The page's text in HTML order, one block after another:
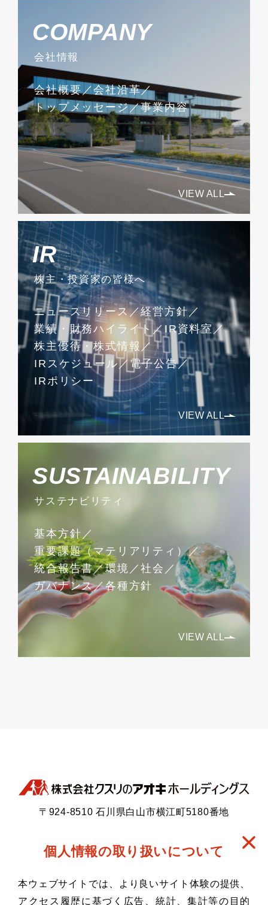
個人情報の取り扱いについて
本ウェブサイトでは、より良いサイト体験の提供、
アクセス履歴に基づく広告、統計、集計等の目的
COMPANY
会社情報
会社概要
会社沿革
トップメッセージ
事業内容
VIEW ALL
IR
株主・投資家の皆様へ
ニュースリリース
経営方針
業績・財務ハイライト
IR資料室
株主優待・株式情報
IRスケジュール
電子公告
IRポリシー
VIEW ALL
SUSTAINABILITY
サステナビリティ
基本方針
重要課題（マテリアリティ）
統合報告書
環境
社会
ガバナンス
各種方針
VIEW ALL
〒924-8510 石川県白山市横江町5180番地
6114（代）
個人情報保護方針
サイトポリシー